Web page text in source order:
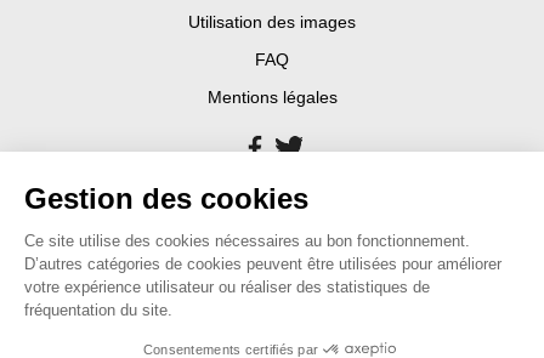
Utilisation des images
FAQ
Mentions légales
Gestion des cookies
Ce site utilise des cookies nécessaires au bon fonctionnement.
D’autres catégories de cookies peuvent être utilisées pour améliorer
votre expérience utilisateur ou réaliser des statistiques de
fréquentation du site.
Consentements certifiés par